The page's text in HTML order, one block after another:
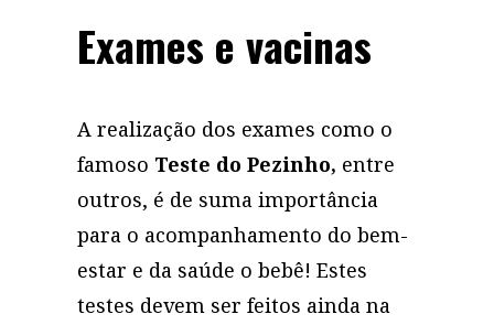
Exames e vacinas
A realização dos exames como o
famoso Teste do Pezinho, entre
outros, é de suma importância
para o acompanhamento do bem-
estar e da saúde o bebê! Estes
testes devem ser feitos ainda na